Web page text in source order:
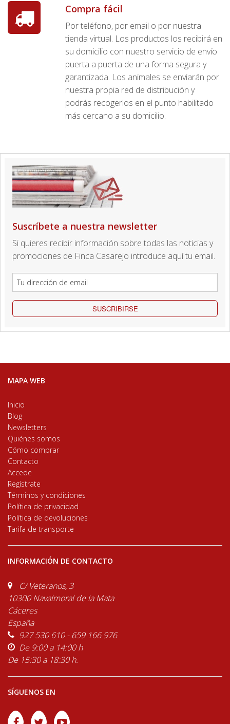
Compra fácil
Por teléfono, por email o por nuestra
tienda virtual. Los productos los recibirá en
su domicilio con nuestro servicio de envío
puerta a puerta de una forma segura y
garantizada. Los animales se enviarán por
nuestra propia red de distribución y
podrás recogerlos en el punto habilitado
más cercano a su domicilio.
Suscríbete a nuestra newsletter
Si quieres recibir información sobre todas las noticias y
promociones de Finca Casarejo introduce aquí tu email.
SUSCRIBIRSE
MAPA WEB
Inicio
Blog
Newsletters
Quiénes somos
Cómo comprar
Contacto
Accede
Regístrate
Términos y condiciones
Política de privacidad
Política de devoluciones
Tarifa de transporte
INFORMACIÓN DE CONTACTO
C/ Veteranos, 3
10300 Navalmoral de la Mata
Cáceres
España
927 530 610 - 659 166 976
De 9:00 a 14:00 h
De 15:30 a 18:30 h.
SÍGUENOS EN